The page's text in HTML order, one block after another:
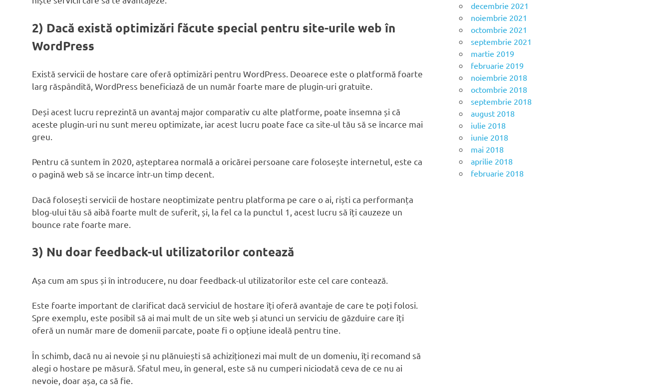
2) Dacă există optimizări făcute special pentru site-urile web în
WordPress
Există servicii de hostare care oferă optimizări pentru WordPress. Deoarece este o platformă foarte
larg răspândită, WordPress beneficiază de un număr foarte mare de plugin-uri gratuite.
Deși acest lucru reprezintă un avantaj major comparativ cu alte platforme, poate însemna și că
aceste plugin-uri nu sunt mereu optimizate, iar acest lucru poate face ca site-ul tău să se încarce mai
greu.
Pentru că suntem în 2020, așteptarea normală a oricărei persoane care folosește internetul, este ca
o pagină web să se încarce într-un timp decent.
Dacă folosești servicii de hostare neoptimizate pentru platforma pe care o ai, riști ca performanța
blog-ului tău să aibă foarte mult de suferit, și, la fel ca la punctul 1, acest lucru să îți cauzeze un
bounce rate foarte mare.
3) Nu doar feedback-ul utilizatorilor contează
Așa cum am spus și în introducere, nu doar feedback-ul utilizatorilor este cel care contează.
Este foarte important de clarificat dacă serviciul de hostare îți oferă avantaje de care te poți folosi.
Spre exemplu, este posibil să ai mai mult de un site web și atunci un serviciu de găzduire care îți
oferă un număr mare de domenii parcate, poate fi o opțiune ideală pentru tine.
În schimb, dacă nu ai nevoie și nu plănuiești să achiziționezi mai mult de un domeniu, îți recomand să
alegi o hostare pe măsură. Sfatul meu, în general, este să nu cumperi niciodată ceva de ce nu ai
nevoie, doar așa, ca să fie.
decembrie 2021
noiembrie 2021
octombrie 2021
septembrie 2021
martie 2019
februarie 2019
noiembrie 2018
octombrie 2018
septembrie 2018
august 2018
iulie 2018
iunie 2018
mai 2018
aprilie 2018
februarie 2018